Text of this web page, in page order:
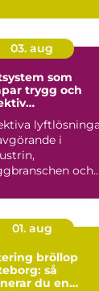
03. aug
som
trygg och
i
och
01. aug
bröllop
så
du en